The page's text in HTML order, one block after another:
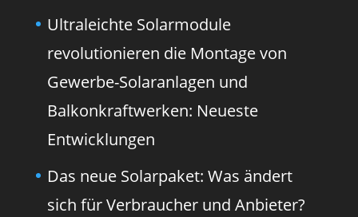
Ultraleichte Solarmodule
revolutionieren die Montage von
Gewerbe-Solaranlagen und
Balkonkraftwerken: Neueste
Entwicklungen
Das neue Solarpaket: Was ändert
sich für Verbraucher und Anbieter?